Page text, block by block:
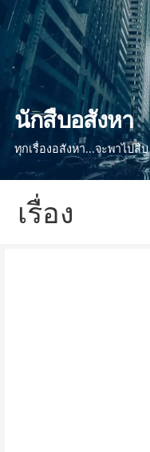
ข้าม
ไป
เนื้อหา
นักสืบอสังหา
ทุกเรื่องอสังหา...จะพาไปสืบ
เรื่อง